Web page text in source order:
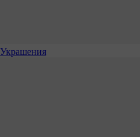
Украшения